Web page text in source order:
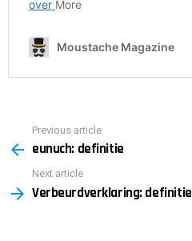
more
Previous article
eunuch: definitie
Next article
Verbeurdverklaring: definitie